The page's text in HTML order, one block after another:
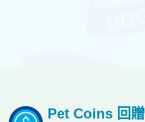
Pet Coins 回贈